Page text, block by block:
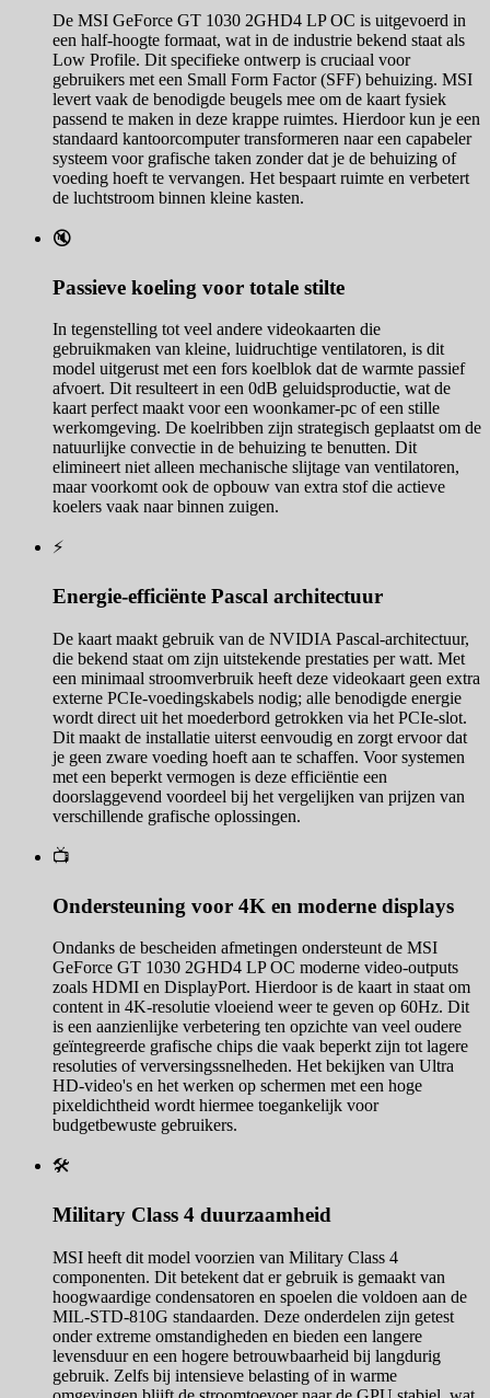
De MSI GeForce GT 1030 2GHD4 LP OC is uitgevoerd in
een half-hoogte formaat, wat in de industrie bekend staat als
Low Profile. Dit specifieke ontwerp is cruciaal voor
gebruikers met een Small Form Factor (SFF) behuizing. MSI
levert vaak de benodigde beugels mee om de kaart fysiek
passend te maken in deze krappe ruimtes. Hierdoor kun je een
standaard kantoorcomputer transformeren naar een capabeler
systeem voor grafische taken zonder dat je de behuizing of
voeding hoeft te vervangen. Het bespaart ruimte en verbetert
de luchtstroom binnen kleine kasten.
🔇
Passieve koeling voor totale stilte
In tegenstelling tot veel andere videokaarten die
gebruikmaken van kleine, luidruchtige ventilatoren, is dit
model uitgerust met een fors koelblok dat de warmte passief
afvoert. Dit resulteert in een 0dB geluidsproductie, wat de
kaart perfect maakt voor een woonkamer-pc of een stille
werkomgeving. De koelribben zijn strategisch geplaatst om de
natuurlijke convectie in de behuizing te benutten. Dit
elimineert niet alleen mechanische slijtage van ventilatoren,
maar voorkomt ook de opbouw van extra stof die actieve
koelers vaak naar binnen zuigen.
⚡
Energie-efficiënte Pascal architectuur
De kaart maakt gebruik van de NVIDIA Pascal-architectuur,
die bekend staat om zijn uitstekende prestaties per watt. Met
een minimaal stroomverbruik heeft deze videokaart geen extra
externe PCIe-voedingskabels nodig; alle benodigde energie
wordt direct uit het moederbord getrokken via het PCIe-slot.
Dit maakt de installatie uiterst eenvoudig en zorgt ervoor dat
je geen zware voeding hoeft aan te schaffen. Voor systemen
met een beperkt vermogen is deze efficiëntie een
doorslaggevend voordeel bij het vergelijken van prijzen van
verschillende grafische oplossingen.
📺
Ondersteuning voor 4K en moderne displays
Ondanks de bescheiden afmetingen ondersteunt de MSI
GeForce GT 1030 2GHD4 LP OC moderne video-outputs
zoals HDMI en DisplayPort. Hierdoor is de kaart in staat om
content in 4K-resolutie vloeiend weer te geven op 60Hz. Dit
is een aanzienlijke verbetering ten opzichte van veel oudere
geïntegreerde grafische chips die vaak beperkt zijn tot lagere
resoluties of verversingssnelheden. Het bekijken van Ultra
HD-video's en het werken op schermen met een hoge
pixeldichtheid wordt hiermee toegankelijk voor
budgetbewuste gebruikers.
🛠️
Military Class 4 duurzaamheid
MSI heeft dit model voorzien van Military Class 4
componenten. Dit betekent dat er gebruik is gemaakt van
hoogwaardige condensatoren en spoelen die voldoen aan de
MIL-STD-810G standaarden. Deze onderdelen zijn getest
onder extreme omstandigheden en bieden een langere
levensduur en een hogere betrouwbaarheid bij langdurig
gebruik. Zelfs bij intensieve belasting of in warme